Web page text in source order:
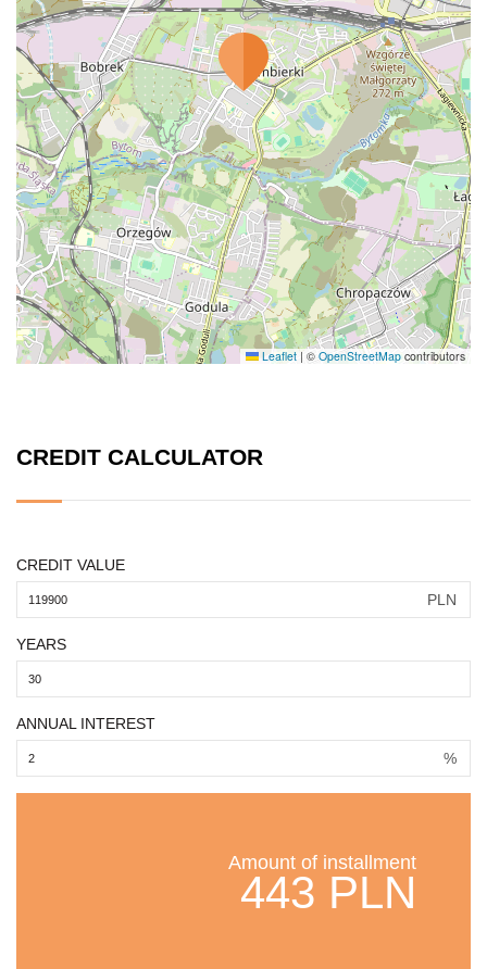
Leaflet |©OpenStreetMapcontributors
CREDIT CALCULATOR
CREDIT VALUE
PLN
YEARS
ANNUAL INTEREST
%
Amount of installment
443 PLN